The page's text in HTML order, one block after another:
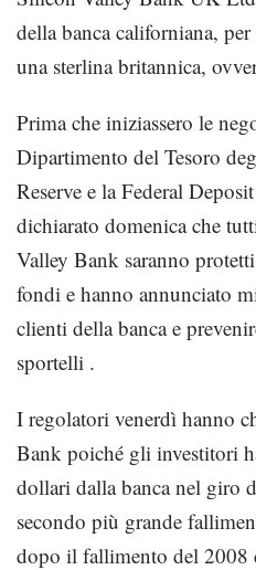
della banca californiana,
una sterlina britannica,
Prima che iniziassero le
Dipartimento del Tesoro
Reserve e la Federal
dichiarato domenica che
Valley Bank saranno
fondi e hanno annunciato
clienti della banca e
sportelli .
I regolatori venerdì hanno
Bank poiché gli investitori
dollari dalla banca nel giro
secondo più grande
dopo il fallimento del 2008